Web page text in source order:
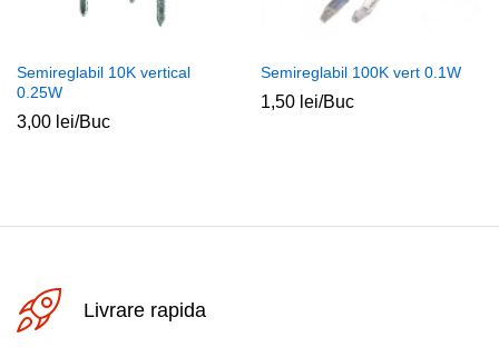
Semireglabil 10K vertical
0.25W
3,00 lei/Buc
Semireglabil 100K vert 0.1W
1,50 lei/Buc
Livrare rapida